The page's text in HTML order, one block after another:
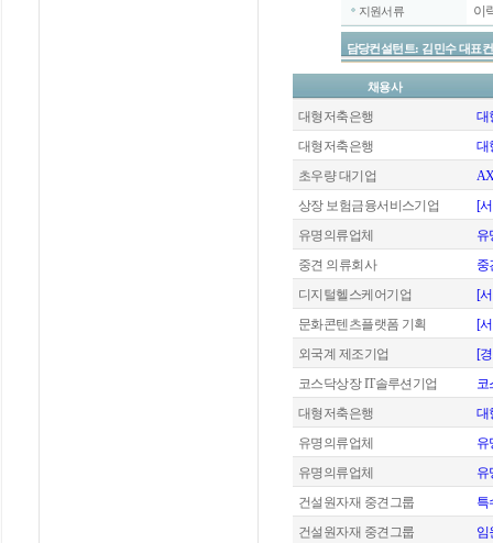
지원서류 이
담당컨설턴트: 김민수 대표
채용사
대형저축은행
대
대형저축은행
대
초우량 대기업
상장 보험금융서비스기업
[
유명의류업체
유
중견 의류회사
중
디지털헬스케어기업
[
문화콘텐츠플랫폼 기획
[
외국계 제조기업
[
코스닥상장 IT솔루션기업
코
대형저축은행
대
유명의류업체
유
유명의류업체
유
건설원자재 중견그룹
특
건설원자재 중견그룹
임